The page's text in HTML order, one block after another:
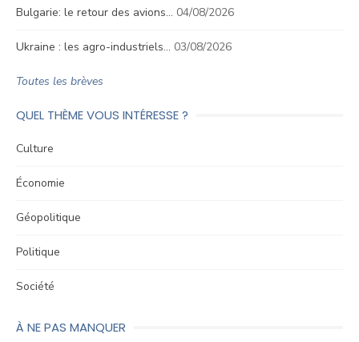
Bulgarie: le retour des avions… 04/08/2026
Ukraine : les agro-industriels… 03/08/2026
Toutes les brèves
QUEL THÈME VOUS INTÉRESSE ?
Culture
Économie
Géopolitique
Politique
Société
À NE PAS MANQUER